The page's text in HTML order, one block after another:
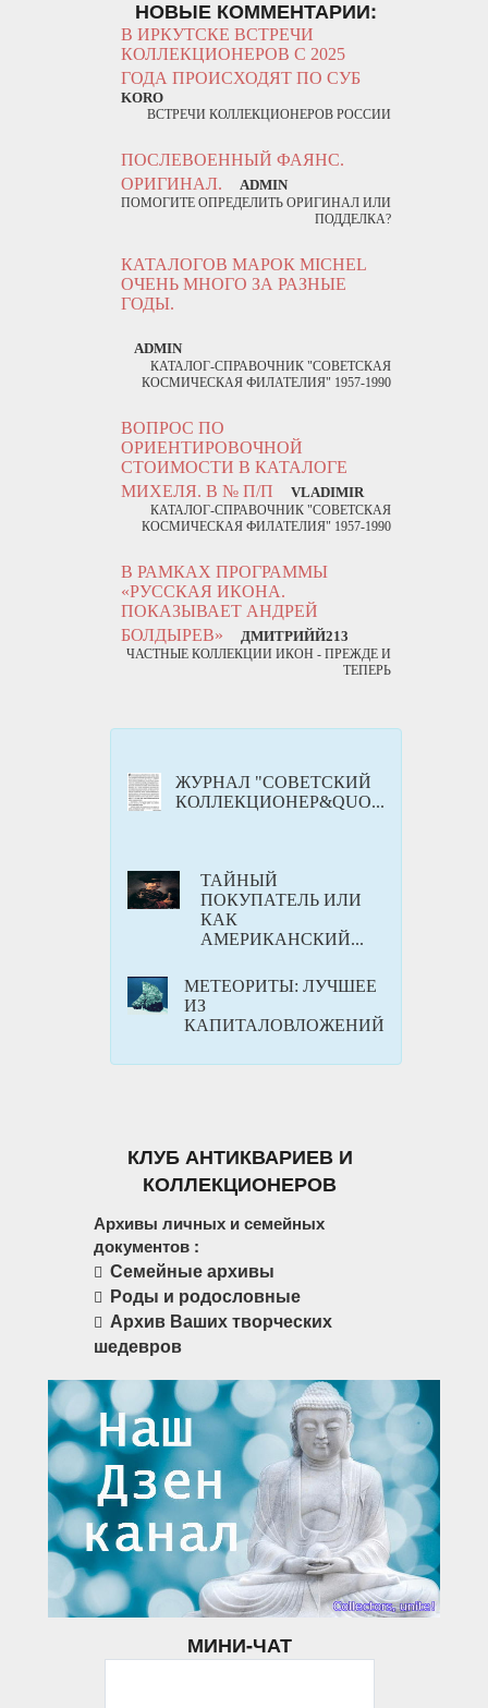
КЛУБ АНТИКВАРИЕВ И
КОЛЛЕКЦИОНЕРОВ
Архивы личных и семейных
документов :
Семейные архивы
Роды и родословные
Архив Ваших творческих
шедевров
МИНИ-ЧАТ
НОВЫЕ КОММЕНТАРИИ:
В ИРКУТСКЕ ВСТРЕЧИ
КОЛЛЕКЦИОНЕРОВ С 2025
ГОДА ПРОИСХОДЯТ ПО СУБ
KORO
ВСТРЕЧИ КОЛЛЕКЦИОНЕРОВ РОССИИ
ПОСЛЕВОЕННЫЙ ФАЯНС.
ОРИГИНАЛ.
ADMIN
ПОМОГИТЕ ОПРЕДЕЛИТЬ ОРИГИНАЛ ИЛИ
ПОДДЕЛКА?
КАТАЛОГОВ МАРОК MICHEL
ОЧЕНЬ МНОГО ЗА РАЗНЫЕ
ГОДЫ.
ADMIN
КАТАЛОГ-СПРАВОЧНИК "СОВЕТСКАЯ
КОСМИЧЕСКАЯ ФИЛАТЕЛИЯ" 1957-1990
ВОПРОС ПО
ОРИЕНТИРОВОЧНОЙ
СТОИМОСТИ В КАТАЛОГЕ
МИХЕЛЯ. В № П/П
VLADIMIR
КАТАЛОГ-СПРАВОЧНИК "СОВЕТСКАЯ
КОСМИЧЕСКАЯ ФИЛАТЕЛИЯ" 1957-1990
В РАМКАХ ПРОГРАММЫ
«РУССКАЯ ИКОНА.
ПОКАЗЫВАЕТ АНДРЕЙ
БОЛДЫРЕВ»
ДМИТРИЙЙ213
ЧАСТНЫЕ КОЛЛЕКЦИИ ИКОН - ПРЕЖДЕ И
ТЕПЕРЬ
ЖУРНАЛ "СОВЕТСКИЙ
КОЛЛЕКЦИОНЕР&QUO...
ТАЙНЫЙ
ПОКУПАТЕЛЬ ИЛИ
КАК
АМЕРИКАНСКИЙ...
МЕТЕОРИТЫ: ЛУЧШЕЕ
ИЗ
КАПИТАЛОВЛОЖЕНИЙ